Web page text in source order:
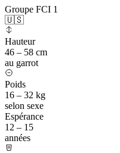
Groupe FCI 1
🇺🇸
Hauteur
46 – 58 cm
au garrot
Poids
16 – 32 kg
selon sexe
Espérance
12 – 15
années